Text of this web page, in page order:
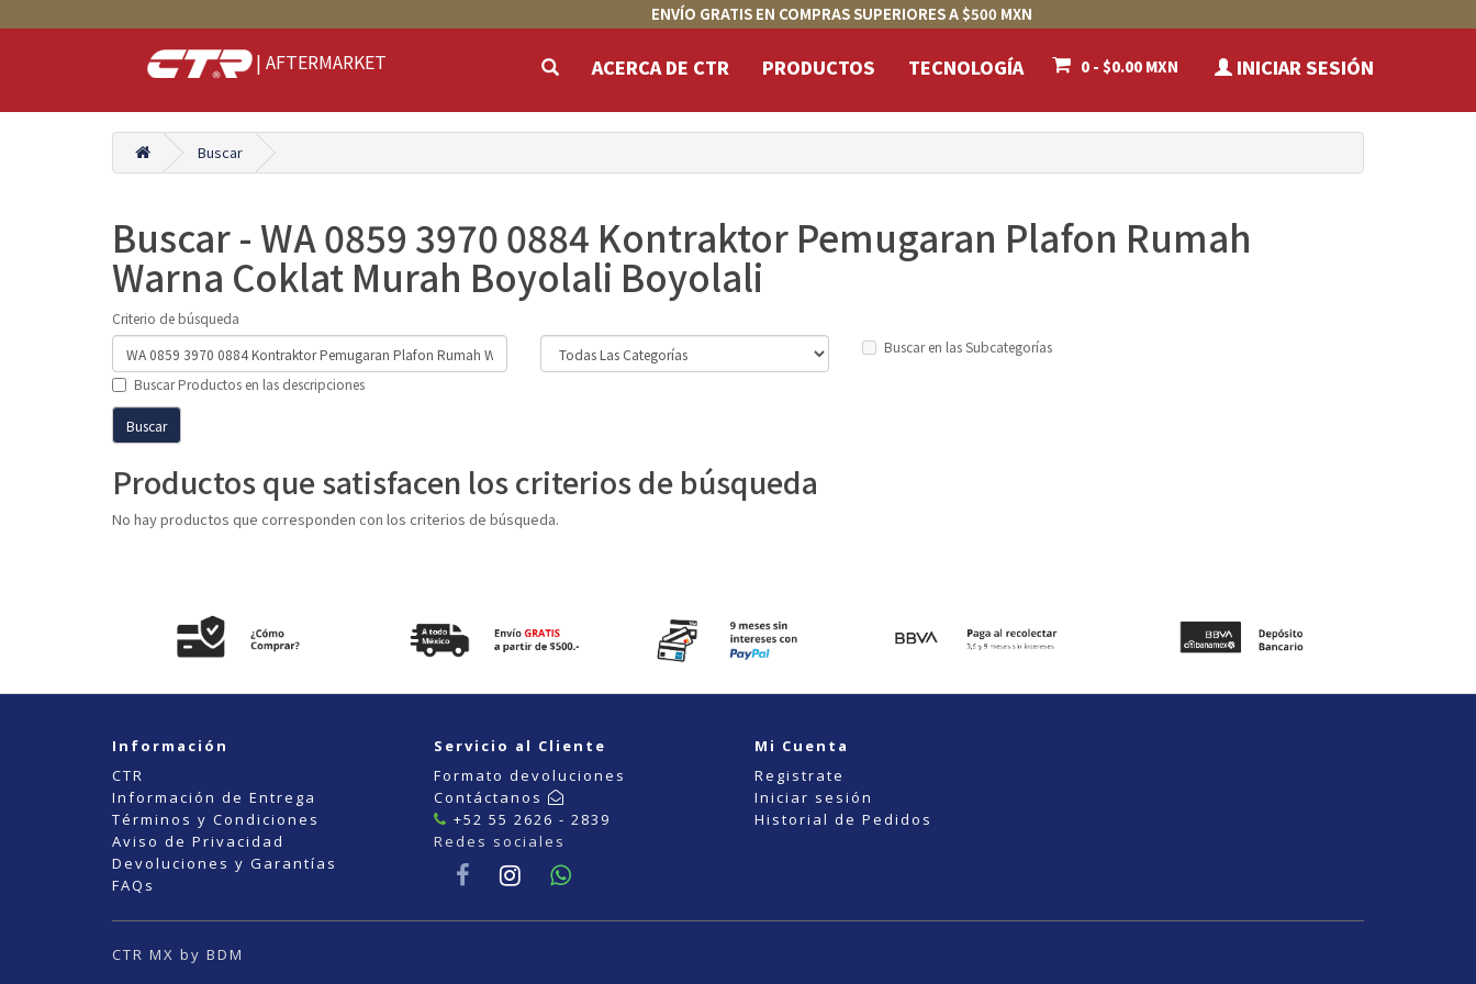
ENVÍO GRATIS EN COMPRAS SUPERIORES A $500 MXN
| AFTERMARKET ACERCA DE CTR PRODUCTOS TECNOLOGÍA 0 - $0.00 MXN INICIAR SESIÓN
Buscar
Buscar - WA 0859 3970 0884 Kontraktor Pemugaran Plafon Rumah
Warna Coklat Murah Boyolali Boyolali
Criterio de búsqueda
Buscar en las Subcategorías
Buscar Productos en las descripciones
Productos que satisfacen los criterios de búsqueda
No hay productos que corresponden con los criterios de búsqueda.
Información
CTR
Información de Entrega
Términos y Condiciones
Aviso de Privacidad
Devoluciones y Garantías
FAQs
Servicio al Cliente
Formato devoluciones
Contáctanos
+52 55 2626 - 2839
Redes sociales
Mi Cuenta
Registrate
Iniciar sesión
Historial de Pedidos
CTR MX by BDM